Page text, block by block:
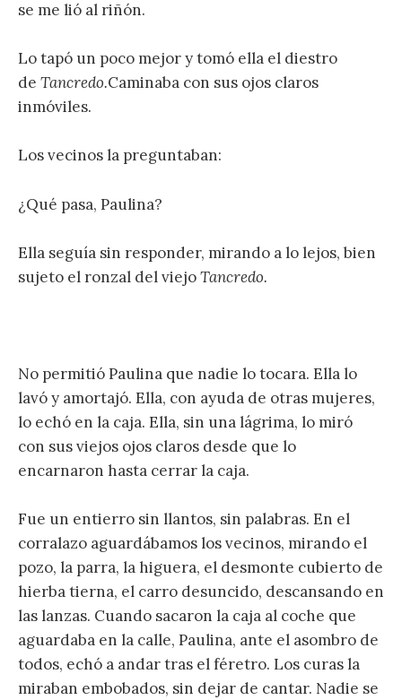
se me lió al riñón.
Lo tapó un poco mejor y tomó ella el diestro
de Tancredo.Caminaba con sus ojos claros
inmóviles.
Los vecinos la preguntaban:
¿Qué pasa, Paulina?
Ella seguía sin responder, mirando a lo lejos, bien
sujeto el ronzal del viejoTancredo.
No permitió Paulina que nadie lo tocara. Ella lo
lavó y amortajó. Ella, con ayuda de otras mujeres,
lo echó en la caja. Ella, sin una lágrima, lo miró
con sus viejos ojos claros desde que lo
encarnaron hasta cerrar la caja.
Fue un entierro sin llantos, sin palabras. En el
corralazo aguardábamos los vecinos, mirando el
pozo, la parra, la higuera, el desmonte cubierto de
hierba tierna, el carro desuncido, descansando en
las lanzas. Cuando sacaron la caja al coche que
aguardaba en la calle, Paulina, ante el asombro de
todos, echó a andar tras el féretro. Los curas la
miraban embobados, sin dejar de cantar. Nadie se